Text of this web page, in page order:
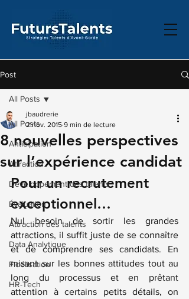
Post
All Posts
Anticipation
Attraction
Développement des talents
Évaluation
Attraction des talents
Data Analytique
Fidélisation
HR-Tech
All Posts
8 nouvelles perspectives
sur l’expérience candidat
jbaudrerie
2 nov. 2015 9 min de lecture
Pour un recrutement
exceptionnel…
Nul besoin de sortir les grandes
attractions, il suffit juste de se connaître
et de comprendre ses candidats. En
misant sur les bonnes attitudes tout au
long du processus et en prêtant
attention à certains petits détails, on